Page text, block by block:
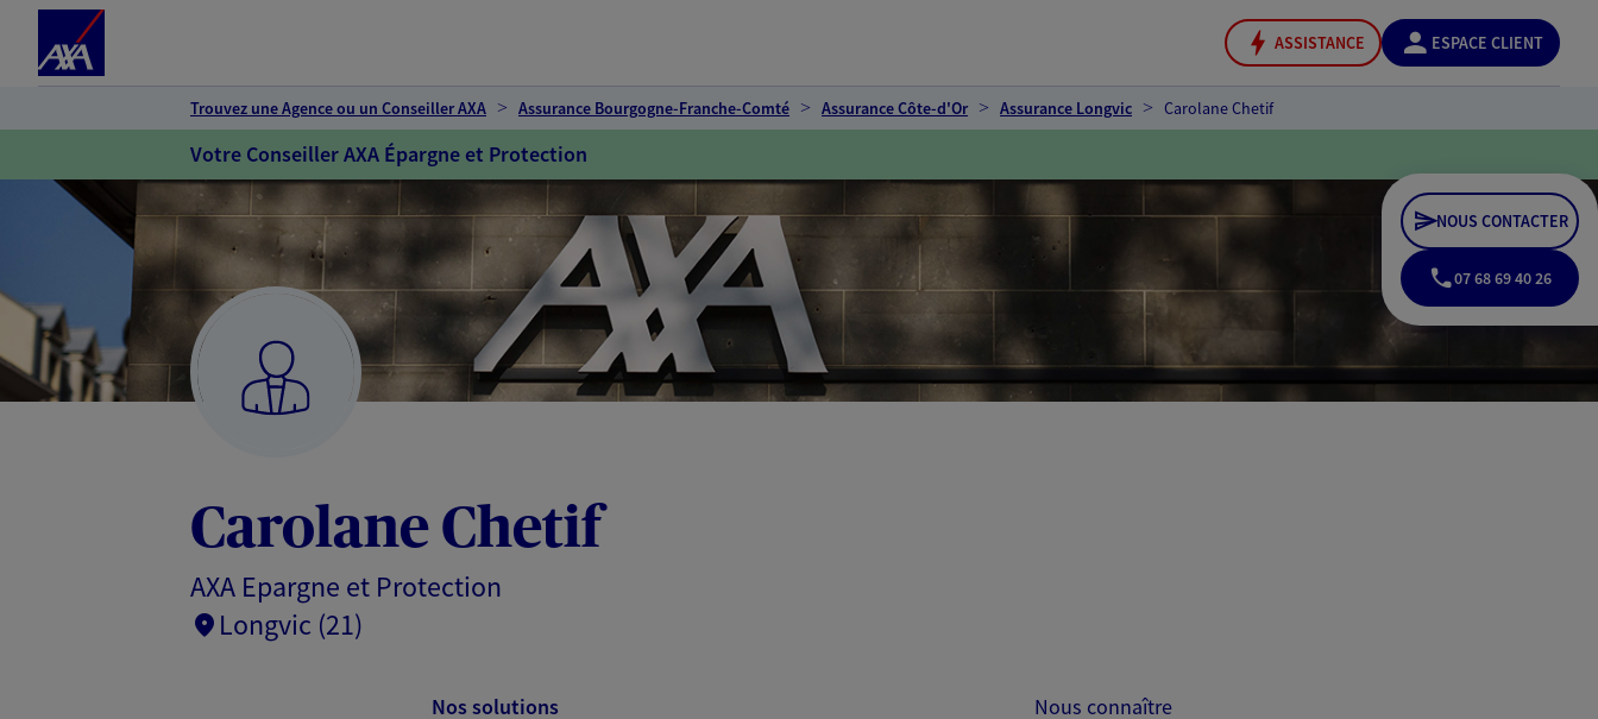
ASSISTANCE ESPACE CLIENT
Trouvez une Agence ou un Conseiller AXA Assurance Bourgogne-Franche-Comté Assurance Côte-d'Or Assurance Longvic Carolane Chetif
Votre Conseiller AXA Épargne et Protection
Carolane Chetif
AXA Epargne et Protection
Longvic (21)
NOUS CONTACTER
07 68 69 40 26
Nos solutions Nous connaître